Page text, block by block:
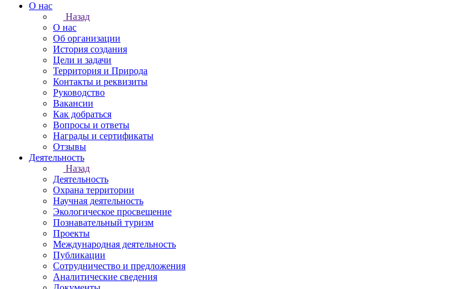
О нас
Назад
О нас
Об организации
История создания
Цели и задачи
Территория и Природа
Контакты и реквизиты
Руководство
Вакансии
Как добраться
Вопросы и ответы
Награды и сертификаты
Отзывы
Деятельность
Назад
Деятельность
Охрана территории
Научная деятельность
Экологическое просвещение
Познавательный туризм
Проекты
Международная деятельность
Публикации
Сотрудничество и предложения
Аналитические сведения